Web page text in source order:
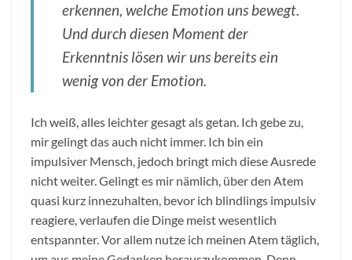
erkennen, welche Emotion uns bewegt.
Und durch diesen Moment der
Erkenntnis lösen wir uns bereits ein
wenig von der Emotion.
Ich weiß, alles leichter gesagt als getan. Ich gebe zu,
mir gelingt das auch nicht immer. Ich bin ein
impulsiver Mensch, jedoch bringt mich diese Ausrede
nicht weiter. Gelingt es mir nämlich, über den Atem
quasi kurz innezuhalten, bevor ich blindlings impulsiv
reagiere, verlaufen die Dinge meist wesentlich
entspannter. Vor allem nutze ich meinen Atem täglich,